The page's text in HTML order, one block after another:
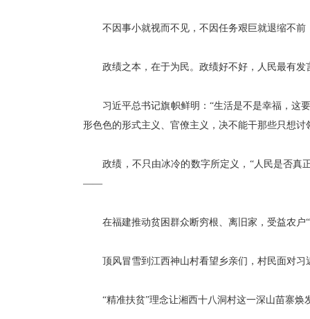
不因事小就视而不见，不因任务艰巨就退缩不前
政绩之本，在于为民。政绩好不好，人民最有发
习近平总书记旗帜鲜明：“生活是不是幸福，这要
形色色的形式主义、官僚主义，决不能干那些只想讨
政绩，不只由冰冷的数字所定义，“人民是否真正
——
在福建推动贫困群众断穷根、离旧家，受益农户“
顶风冒雪到江西神山村看望乡亲们，村民面对习
“精准扶贫”理念让湘西十八洞村这一深山苗寨焕